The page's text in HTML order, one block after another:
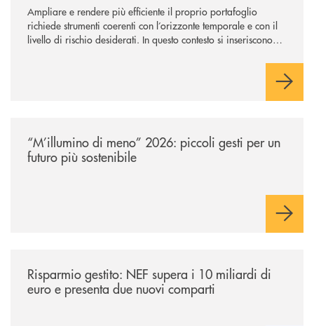
Ampliare e rendere più efficiente il proprio portafoglio
richiede strumenti coerenti con l’orizzonte temporale e con il
livello di rischio desiderati. In questo contesto si inseriscono
soluzioni tra loro complementari, pensate per accompagnare
“M’illumino di meno” 2026: piccoli gesti per un
futuro più sostenibile
Risparmio gestito: NEF supera i 10 miliardi di
euro e presenta due nuovi comparti